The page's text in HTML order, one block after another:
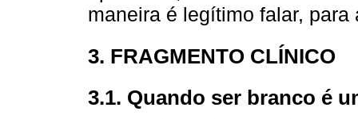
maneira é legítimo falar,
3. FRAGMENTO CLÍNICO
3.1. Quando ser branco é